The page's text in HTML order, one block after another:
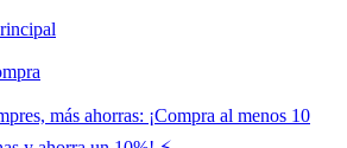
más ahorras: ¡Compra al menos 10